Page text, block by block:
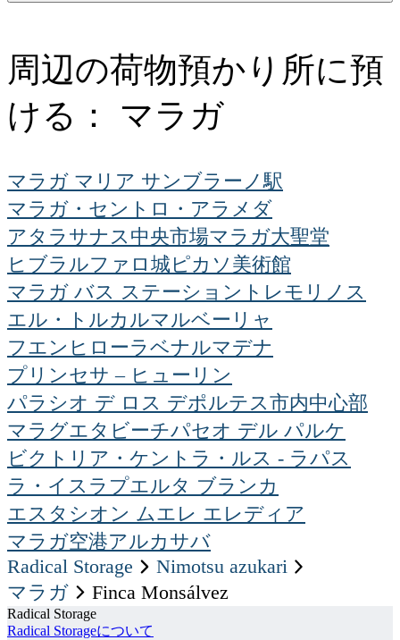
周辺の荷物預かり所に預
ける： マラガ
マラガ マリア サンブラーノ駅
マラガ・セントロ・アラメダ
アタラサナス中央市場マラガ大聖堂
ヒブラルファロ城 ピカソ美術館
マラガ バス ステーション トレモリノス
エル・トルカルマルベーリャ
フエンヒローラベナルマデナ
プリンセサ – ヒューリン
パラシオ デ ロス デポルテス市内中心部
マラグエタビーチパセオ デル パルケ
ビクトリア・ケント ラ・ルス - ラパス
ラ・イスラ プエルタ ブランカ
エスタシオン ムエレ エレディア
マラガ空港アルカサバ
Radical Storage
nimotsu azukari
マラガ
Finca Monsálvez
Radical Storage
Radical Storageについて